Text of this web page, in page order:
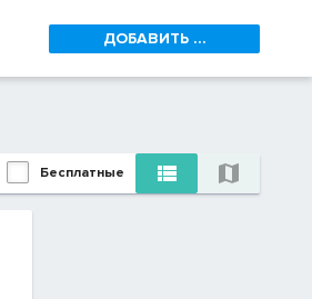
ДОБАВИТЬ ...
Бесплатные  